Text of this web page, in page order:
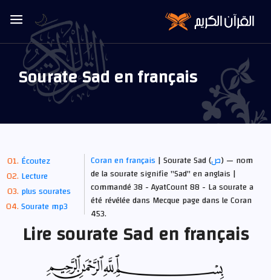
Sourate Sad en français
Écoutez
Lecture
plus sourates
Sourate mp3
Coran en français | Sourate Sad (ص) — nom
de la sourate signifie "Sad" en anglais |
commandé 38 - AyatCount 88 - La sourate a
été révélée dans Mecque page dans le Coran
453.
Lire sourate Sad en français
🌙